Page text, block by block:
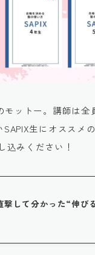
モットー。講師は全
生にオススメの
込みください！
撃して分かった“伸び